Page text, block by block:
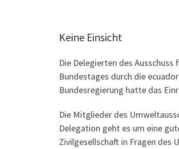
Keine Einsicht
Die Delegierten des
Bundestages durch die
Bundesregierung hatte das
Die Mitglieder des
Delegation geht es um eine
Zivilgesellschaft in Fragen des